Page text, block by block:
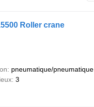
Roller crane
pneumatique/pneumatique
3